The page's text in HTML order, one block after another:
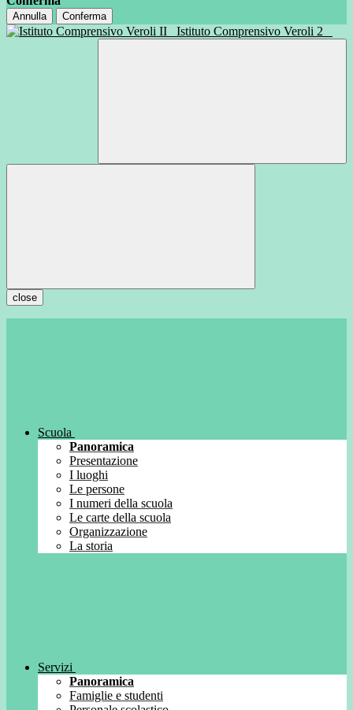
Annulla Conferma
Istituto Comprensivo Veroli 2
close
Scuola
Panoramica
Presentazione
I luoghi
Le persone
I numeri della scuola
Le carte della scuola
Organizzazione
La storia
Servizi
Panoramica
Famiglie e studenti